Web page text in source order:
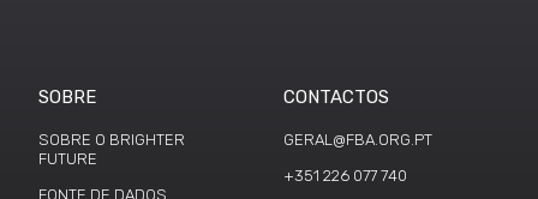
SOBRE
SOBRE O BRIGHTER
FUTURE
FONTE DE DADOS
CONTACTOS
GERAL@FBA.ORG.PT
+351 226 077 740